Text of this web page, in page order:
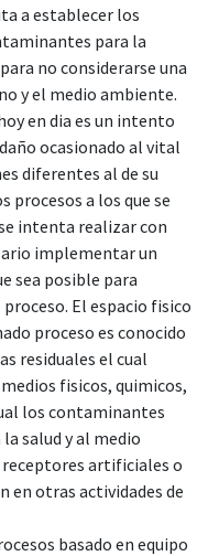
a establecer los
para la
no considerarse una
y el medio ambiente.
en dia es un intento
ocasionado al vital
diferentes al de su
a los que se
intenta realizar con
implementar un
sea posible para
El espacio fisico
proceso es conocido
residuales el cual
fisicos, quimicos,
los contaminantes
salud y al medio
artificiales o
en otras actividades de
basado en equipo